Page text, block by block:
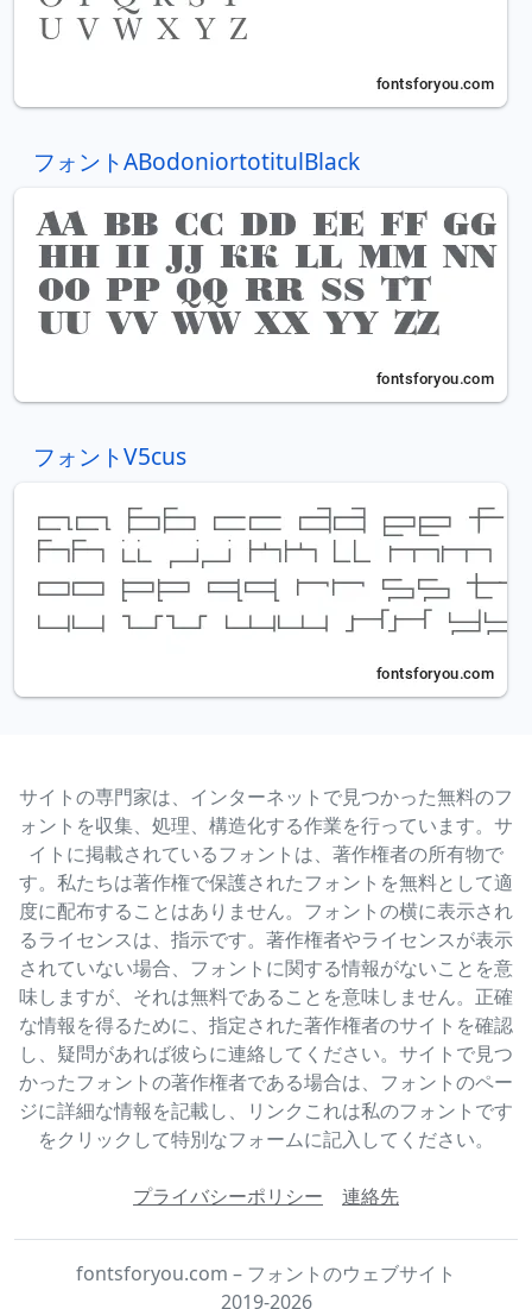
フォントABodoniortotitulBlack
フォントV5cus
サイトの専門家は、インターネットで見つかった無料のフ
ォントを収集、処理、構造化する作業を行っています。サ
イトに掲載されているフォントは、著作権者の所有物で
す。私たちは著作権で保護されたフォントを無料として適
度に配布することはありません。フォントの横に表示され
るライセンスは、指示です。著作権者やライセンスが表示
されていない場合、フォントに関する情報がないことを意
味しますが、それは無料であることを意味しません。正確
な情報を得るために、指定された著作権者のサイトを確認
し、疑問があれば彼らに連絡してください。サイトで見つ
かったフォントの著作権者である場合は、フォントのペー
ジに詳細な情報を記載し、リンクこれは私のフォントです
をクリックして特別なフォームに記入してください。
プライバシーポリシー 連絡先
fontsforyou.com – フォントのウェブサイト
2019-2026